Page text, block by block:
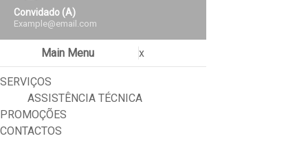
Convidado (a)
Example@email.com
Main Menu x
SERVIÇOS
ASSISTÊNCIA TÉCNICA
PROMOÇÕES
CONTACTOS